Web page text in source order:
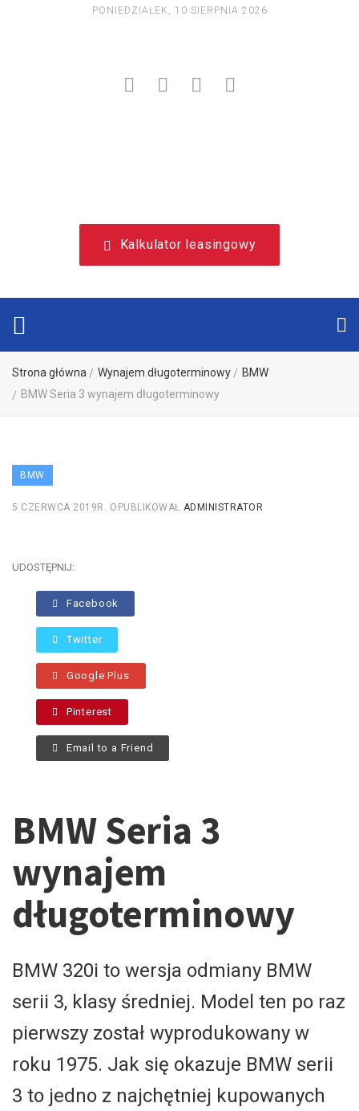
PONIEDZIAŁEK, 10 SIERPNIA 2026
Kalkulator leasingowy
Strona główna Wynajem długoterminowy
BMW
BMW Seria 3 wynajem długoterminowy
BMW
5 CZERWCA 2019R. OPUBLIKOWAŁ ADMINISTRATOR
UDOSTĘPNIJ:
Facebook
Twitter
Google Plus
Pinterest
Email to a Friend
BMW Seria 3
wynajem
długoterminowy
BMW 320i to wersja odmiany BMW
serii 3, klasy średniej. Model ten po raz
pierwszy został wyprodukowany w
roku 1975. Jak się okazuje BMW serii
3 to jedno z najchętniej kupowanych